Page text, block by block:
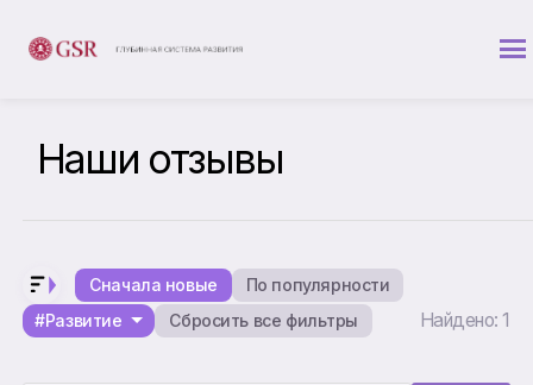
Наши отзывы
Сначала новые
По популярности
#Развитие
Сбросить все фильтры Найдено: 1